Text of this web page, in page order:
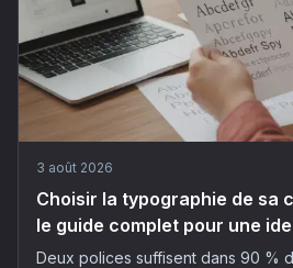
3 août 2026
Choisir la typographie de sa
le guide complet pour une
Deux polices suffisent dans 90 %